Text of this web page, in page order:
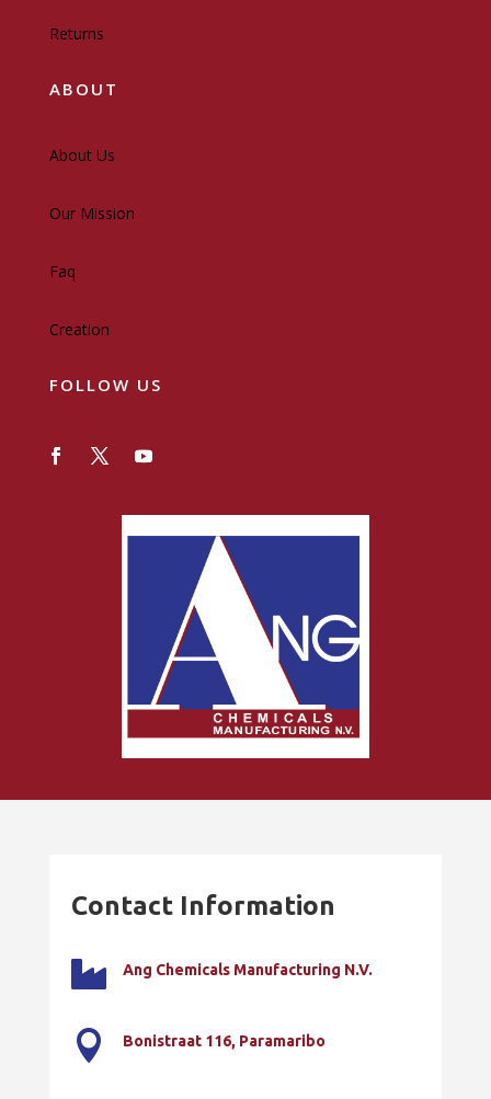
Returns
ABOUT
About Us
Our Mission
Faq
Creation
FOLLOW US
Contact Information
 Ang Chemicals Manufacturing N.V.
 Bonistraat 116, Paramaribo